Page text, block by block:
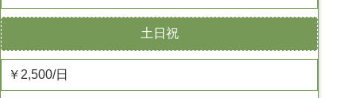
土日祝
￥2,500/日